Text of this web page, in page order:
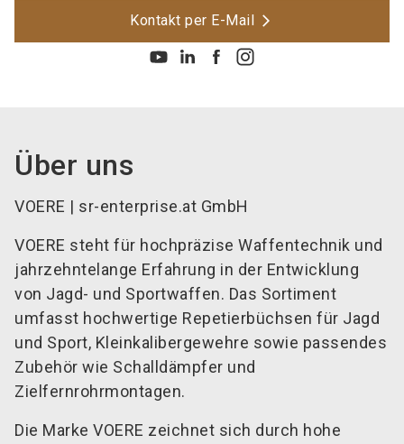
Kontakt per E-Mail
Über uns
VOERE | sr-enterprise.at GmbH
VOERE steht für hochpräzise Waffentechnik und
jahrzehntelange Erfahrung in der Entwicklung
von Jagd- und Sportwaffen. Das Sortiment
umfasst hochwertige Repetierbüchsen für Jagd
und Sport, Kleinkalibergewehre sowie passendes
Zubehör wie Schalldämpfer und
Zielfernrohrmontagen.
Die Marke VOERE zeichnet sich durch hohe